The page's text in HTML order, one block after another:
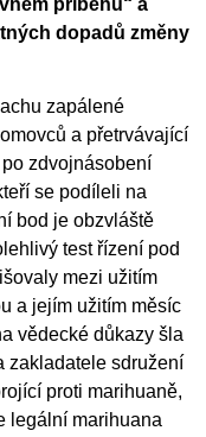
dopadů změny
zapálené
a přetrvávající
zdvojnásobení
se podíleli na
bod je obzvláště
test řízení pod
mezi užitím
a jejím užitím měsíc
vědecké důkazy šla
zakladatele sdružení
proti marihuaně,
legální marihuana